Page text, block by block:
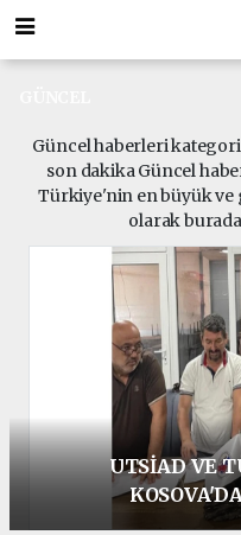
Güncel haberleri
son dakika Güncel
Türkiye'nin en büyük ve
olarak
Türkiye'nin Dört
İnsanları ve